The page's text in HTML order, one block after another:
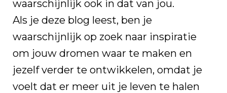
waarschijnlijk ook in dat van jou.
Als je deze blog leest, ben je
waarschijnlijk op zoek naar inspiratie
om jouw dromen waar te maken en
jezelf verder te ontwikkelen, omdat je
voelt dat er meer uit je leven te halen